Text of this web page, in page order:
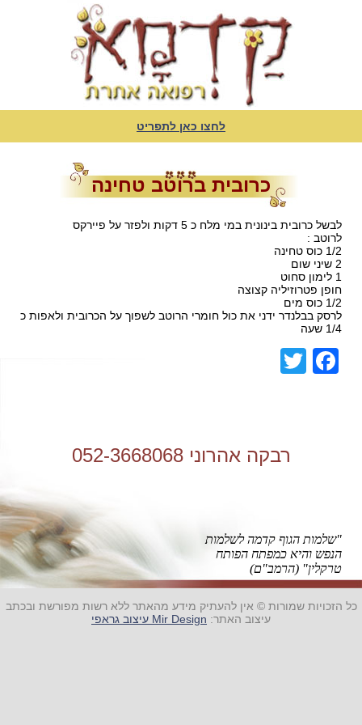
לחצו כאן לתפריט
כרובית ברוטב טחינה
לבשל כרובית בינונית במי מלח כ 5 דקות ולפזר על פיירקס
לרוטב :
1/2 כוס טחינה
2 שיני שום
1 לימון סחוט
חופן פטרוזיליה קצוצה
1/2 כוס מים
לרסק בבלנדר ידני את כול חומרי הרוטב לשפוך על הכרובית ולאפות כ
1/4 שעה
Facebook
רבקה אהרוני 052-3668068
"שלמות הגוף קדמה לשלמות
הנפש והיא כמפתח הפותח
טרקלין" (הרמב"ם)
כל הזכויות שמורות © אין להעתיק מידע מהאתר ללא רשות מפורשת ובכתב
עיצוב האתר: Mir Design עיצוב גראפי